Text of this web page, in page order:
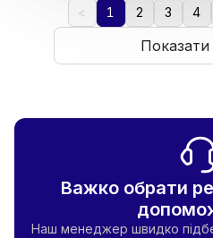
виснажливим.
Комфортна атмосфера:
не боїться ставити запитання
< 1 2 3 4
Показати
Важко обрати
Наш менеджер швидко